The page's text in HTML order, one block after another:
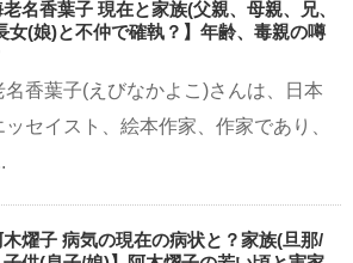
老名香葉子 現在と家族(父親、母親、兄、
女(娘)と不仲で確執？】年齢、毒親の噂
名香葉子(えびなかよこ)さんは、日本
ッセイスト、絵本作家、作家であり、
木燿子 病気の現在の病状と？家族(旦那/